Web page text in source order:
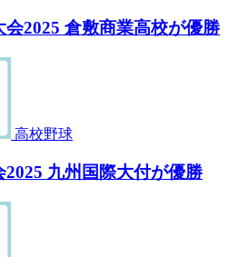
2025 倉敷商業高校が優勝
高校野球
九州国際大付が優勝